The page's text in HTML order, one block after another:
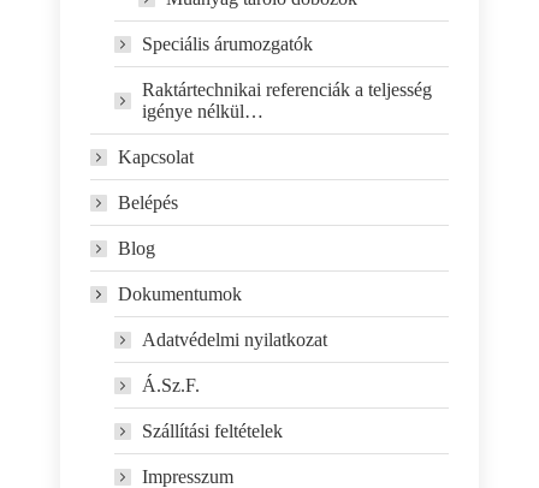
Speciális árumozgatók
Raktártechnikai referenciák a teljesség
igénye nélkül…
Kapcsolat
Belépés
Blog
Dokumentumok
Adatvédelmi nyilatkozat
Á.Sz.F.
Szállítási feltételek
Impresszum